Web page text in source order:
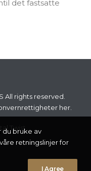
det fastsatte
All rights reserved.
her.
Twist
du bruke av
retningslinjer for
I Agree